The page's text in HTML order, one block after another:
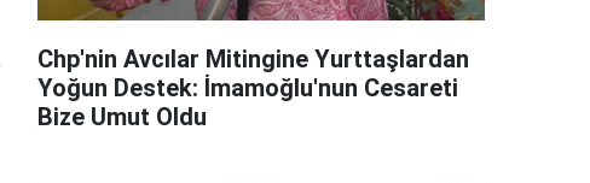
Chp'nin Avcılar Mitingine Yurttaşlardan
Yoğun Destek: İmamoğlu'nun Cesareti
Bize Umut Oldu